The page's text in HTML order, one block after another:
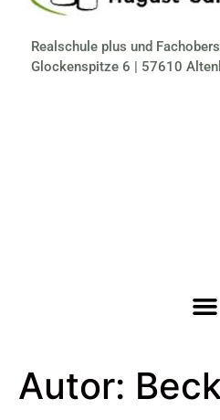
Realschule plus und
Glockenspitze 6 | 57610
Autor: